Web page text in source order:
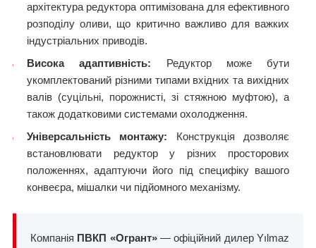
архітектура редуктора оптимізована для ефективного
розподілу оливи, що критично важливо для важких
індустріальних приводів.
Висока адаптивність: Редуктор може бути
укомплектований різними типами вхідних та вихідних
валів (суцільні, порожнисті, зі стяжною муфтою), а
також додатковими системами охолодження.
Універсальність монтажу: Конструкція дозволяє
встановлювати редуктор у різних просторових
положеннях, адаптуючи його під специфіку вашого
конвеєра, мішалки чи підйомного механізму.
Компанія ПВКП «Огрант»— офіційний дилер Yılmaz